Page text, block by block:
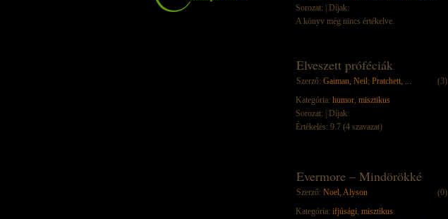
Sorozat:
| Díjak:
A könyv még nincs értékelve.
Elveszett próféciák
Szerző: Gaiman, Neil; Pratchett, ... (3)
Kategória: humor, misztikus
Sorozat:
| Díjak:
Értékelés: 9.7 (4 szavazat)
Evermore – Mindörökké
Szerző: Noel, Alyson (0)
Kategória: ifjúsági, misztikus